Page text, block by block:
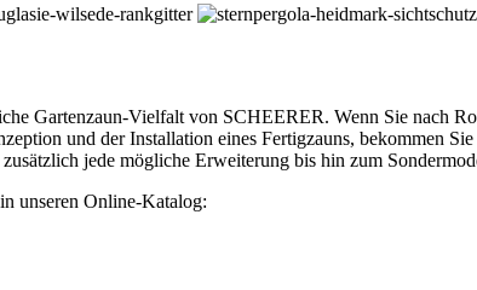
Gartenzaun-Vielfalt von SCHEERER. Wenn Sie nach
und der Installation eines Fertigzauns, bekommen
jede mögliche Erweiterung bis hin zum
unseren Online-Katalog: